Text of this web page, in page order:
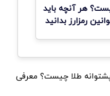
هر آنچه باید
پشتوانه طلا چیست؟ معرفی